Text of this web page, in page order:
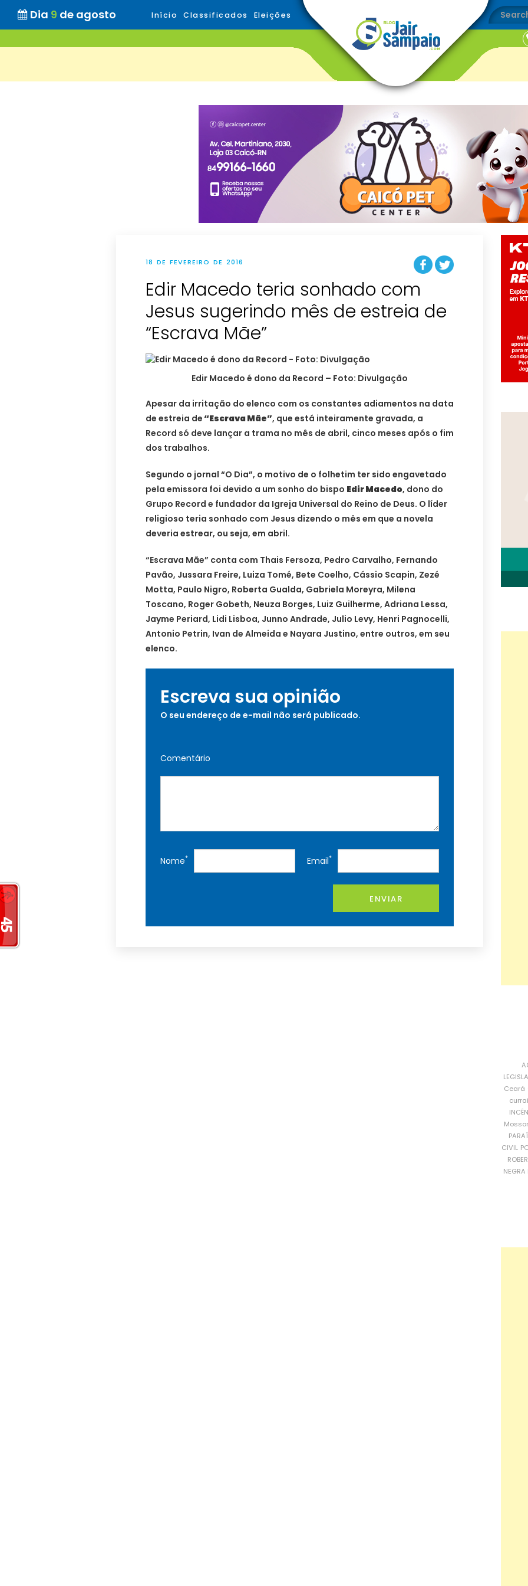
Dia 9 de agosto Início Classificados Eleições
18 DE FEVEREIRO DE 2016
Edir Macedo teria sonhado com
Jesus sugerindo mês de estreia de
“Escrava Mãe”
Edir Macedo é dono da Record – Foto: Divulgação
Apesar da irritação do elenco com os constantes adiamentos na data
de estreia de “Escrava Mãe”, que está inteiramente gravada, a
Record só deve lançar a trama no mês de abril, cinco meses após o fim
dos trabalhos.
Segundo o jornal “O Dia”, o motivo de o folhetim ter sido engavetado
pela emissora foi devido a um sonho do bispo Edir Macedo, dono do
Grupo Record e fundador da Igreja Universal do Reino de Deus. O líder
religioso teria sonhado com Jesus dizendo o mês em que a novela
deveria estrear, ou seja, em abril.
“Escrava Mãe” conta com Thais Fersoza, Pedro Carvalho, Fernando
Pavão, Jussara Freire, Luiza Tomé, Bete Coelho, Cássio Scapin, Zezé
Motta, Paulo Nigro, Roberta Gualda, Gabriela Moreyra, Milena
Toscano, Roger Gobeth, Neuza Borges, Luiz Guilherme, Adriana Lessa,
Jayme Periard, Lidi Lisboa, Junno Andrade, Julio Levy, Henri Pagnocelli,
Antonio Petrin, Ivan de Almeida e Nayara Justino, entre outros, em seu
elenco.
Escreva sua opinião
O seu endereço de e-mail não será publicado.
Comentário
Nome* Email*
ENVIAR
Ceará
CIVIL
NEGRA